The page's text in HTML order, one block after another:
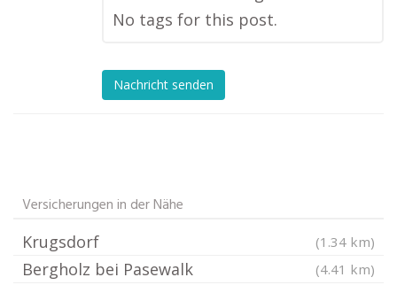
No tags for this post.
Nachricht senden
Versicherungen in der Nähe
Krugsdorf (1.34 km)
Bergholz bei Pasewalk (4.41 km)